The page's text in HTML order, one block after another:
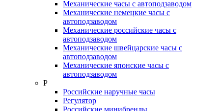
Механические часы с автоподзаводом
Механические немецкие часы с
автоподзаводом
Механические российские часы с
автоподзаводом
Механические швейцарские часы с
автоподзаводом
Механические японские часы с
автоподзаводом
Р
Российские наручные часы
Регулятор
Российские минибренды